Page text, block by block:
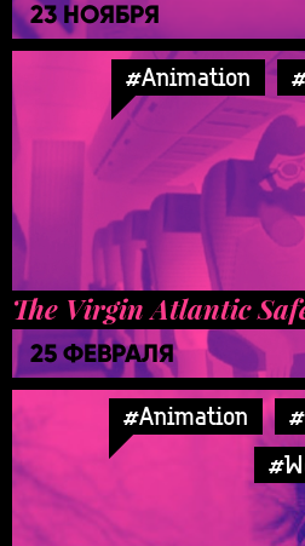
23 НОЯБРЯ
#Animation
The Virgin Atlantic
25 ФЕВРАЛЯ
#Animation